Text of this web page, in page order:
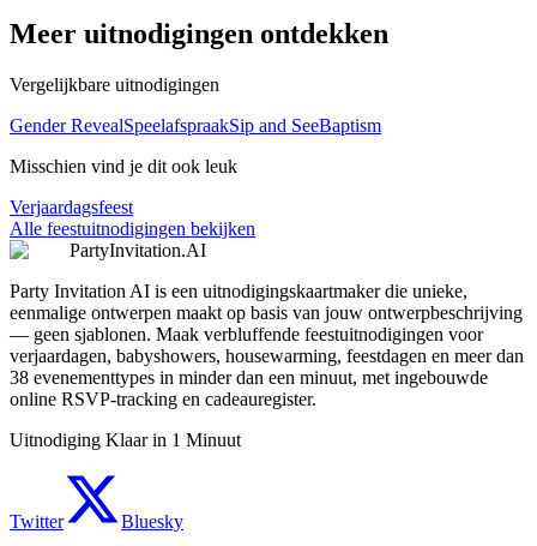
Meer uitnodigingen ontdekken
Vergelijkbare uitnodigingen
Gender RevealSpeelafspraakSip and SeeBaptism
Misschien vind je dit ook leuk
Verjaardagsfeest
Alle feestuitnodigingen bekijken
PartyInvitation.AI
Party Invitation AI is een uitnodigingskaartmaker die unieke,
eenmalige ontwerpen maakt op basis van jouw ontwerpbeschrijving
— geen sjablonen. Maak verbluffende feestuitnodigingen voor
verjaardagen, babyshowers, housewarming, feestdagen en meer dan
38 evenementtypes in minder dan een minuut, met ingebouwde
online RSVP-tracking en cadeauregister.
Uitnodiging Klaar in 1 Minuut
Twitter Bluesky